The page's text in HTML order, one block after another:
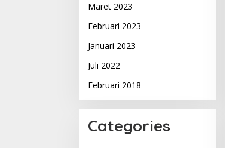
Maret 2023
Februari 2023
Januari 2023
Juli 2022
Februari 2018
Categories